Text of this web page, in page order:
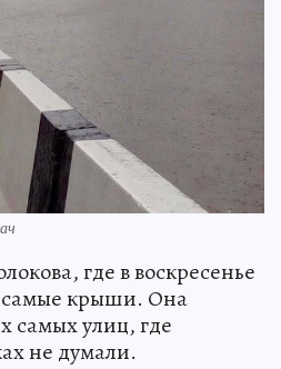
где в воскресенье
крыши. Она
самых улиц, где
не думали.